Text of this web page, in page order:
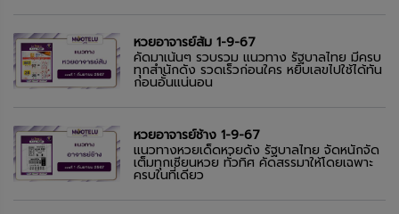
หวยอาจารย์ส้ม 1-9-67
คัดมาเน้นๆ รวบรวม แนวทาง รัฐบาลไทย มีครบ
ทุกสำนักดัง รวดเร็วก่อนใคร หยิบเลขไปใช้ได้ทัน
ก่อนอั้นแน่นอน
หวยอาจารย์ช้าง 1-9-67
แนวทางหวยเด็ดหวยดัง รัฐบาลไทย จัดหนักจัด
เต็มทุกเซียนหวย ทั่วทิศ คัดสรรมาให้โดยเฉพาะ
ครบในที่เดียว